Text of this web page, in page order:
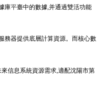
庫平臺中的數據,并通過雙活功能
務器提供底層計算資源。而核心數
信息系統資源需求,適配沈陽市第